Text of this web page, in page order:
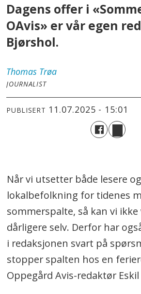
Dagens offer i
OAvis» er vår egen
Bjørshol.
Thomas Trøa
JOURNALIST
PUBLISERT 11.07.2025 - 15:01
Når vi utsetter både lesere og
lokalbefolkning for tidenes
sommerspalte, så kan vi
dårligere selv. Derfor har
i redaksjonen svart på
stopper spalten hos en
Oppegård Avis-redaktør